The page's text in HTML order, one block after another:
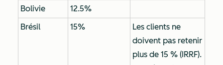
Bolivie
12.5%
Brésil
15%
Les clients ne
doivent pas retenir
plus de 15 % (IRRF).